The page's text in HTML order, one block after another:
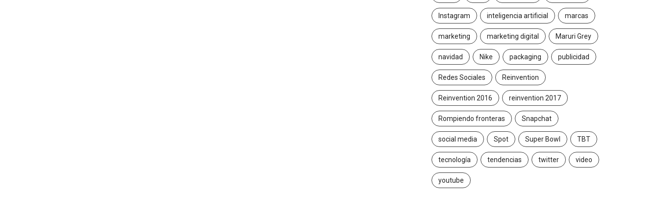
Instagram inteligencia artificial marcas
marketing marketing digital Maruri Grey
navidad Nike packaging publicidad
Redes Sociales Reinvention
Reinvention 2016 reinvention 2017
Rompiendo fronteras Snapchat
social media Spot Super Bowl TBT
tecnología tendencias twitter video
youtube